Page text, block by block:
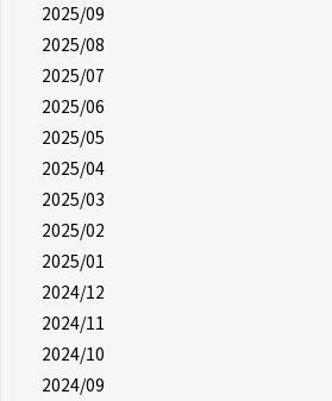
2025/09
2025/08
2025/07
2025/06
2025/05
2025/04
2025/03
2025/02
2025/01
2024/12
2024/11
2024/10
2024/09